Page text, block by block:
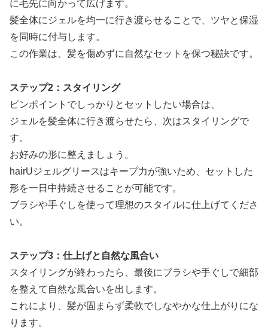
に毛先に向かって広げます。
髪全体にジェルを均一に行き渡らせることで、ツヤと保湿
を同時に付与します。
この作業は、髪を傷めずに自然なセットを保つ秘訣です。
ステップ2：スタイリング
ピンポイントでしっかりとセットしたい場合は、
ジェルを髪全体に行き渡らせたら、次はスタイリングで
す。
お好みの形に整えましょう。
hairUジェルグリースはキープ力が強いため、セットした
形を一日中持続させることが可能です。
ブラシや手ぐしを使って理想のスタイルに仕上げてくださ
い。
ステップ3：仕上げと自然な風合い
スタイリングが終わったら、最後にブラシや手ぐしで細部
を整えて自然な風合いを出します。
これにより、髪が固まらず柔軟でしなやかな仕上がりにな
ります。